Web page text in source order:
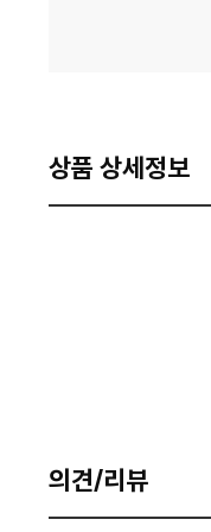
상품 상세정보
의견/리뷰